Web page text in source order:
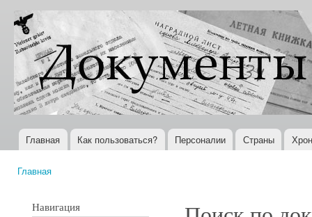
Документы
XX века
Всемирная
история в
Интернете
Главное меню
Главная Как пользоваться? Персоналии Страны
Главная
Навигация